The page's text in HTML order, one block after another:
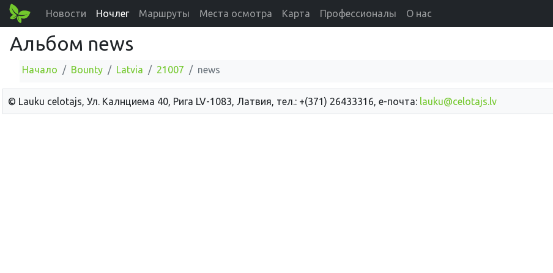
Новости Ночлег Маршруты Места осмотра Карта Профессионалы О нас
Альбом news
Начало Bounty Latvia 21007 news
© Lauku сelotajs, Ул. Калнциема 40, Рига LV-1083, Латвия, тел.: +(371) 26433316, е-почта: lauku@celotajs.lv